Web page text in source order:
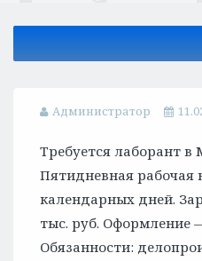
Администратор
Требуется лаборант
Пятидневная рабочая
календарных дней.
тыс. руб. Оформление
Обязанности: